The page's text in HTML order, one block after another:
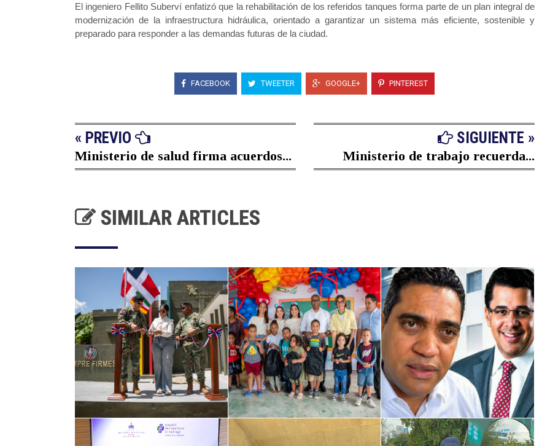
El ingeniero Fellito Suberví enfatizó que la rehabilitación de los referidos tanques forma parte de un plan integral de
modernización de la infraestructura hidráulica, orientado a garantizar un sistema más eficiente, sostenible y
preparado para responder a las demandas futuras de la ciudad.
FACEBOOK TWEETER GOOGLE+ PINTEREST
« PREVIO
Ministerio de salud firma acuerdos...
SIGUIENTE »
Ministerio de trabajo recuerda...
SIMILAR ARTICLES